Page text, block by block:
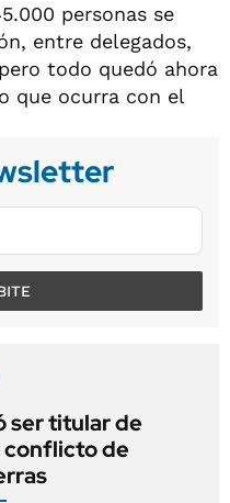
personas se
entre delegados,
todo quedó ahora
que ocurra con el
ser titular de
conflicto de